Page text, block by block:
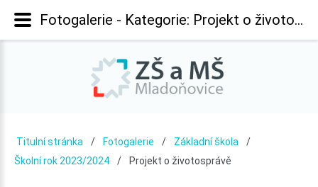
Titulní stránka Fotogalerie
Základní škola
Školní rok 2023/2024
Projekt o životosprávě
Fotogalerie - Kategorie: Projekt o životosprávě - Základní škola Mladoňovice